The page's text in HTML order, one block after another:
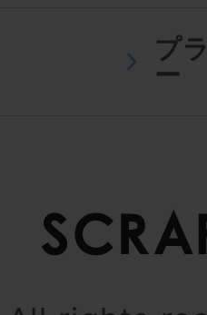
プ
ー